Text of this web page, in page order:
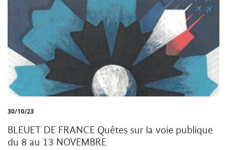
30/10/23
BLEUET DE FRANCE Quêtes sur la voie publique
du 8 au 13 NOVEMBRE